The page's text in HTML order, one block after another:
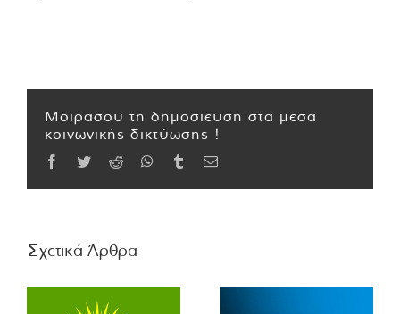
Μοιράσου τη δημοσίευση στα μέσα
κοινωνικής δικτύωσης !
Facebook
TwitterReddit WhatsApp
TumblrEmail
Σχετικά Άρθρα